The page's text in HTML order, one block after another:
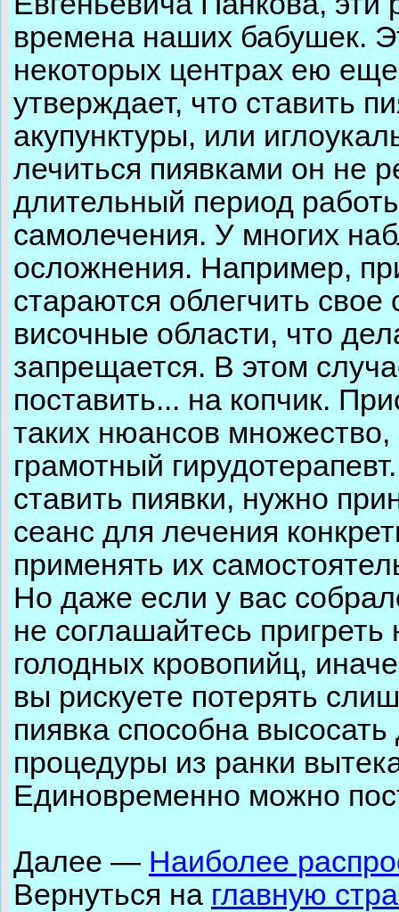
времена наших бабушек.
некоторых центрах ею
утверждает, что ставить
акупунктуры, или
лечиться пиявками он не
длительный период
самолечения. У многих
осложнения. Например,
стараются облегчить свое
височные области, что
запрещается. В этом
поставить... на копчик.
таких нюансов множество,
грамотный
ставить пиявки, нужно
сеанс для лечения
применять их
Но даже если у вас
не соглашайтесь пригреть
голодных кровопийц,
вы рискуете потерять
пиявка способна
процедуры из ранки
Единовременно можно
Далее — Наиболее
Вернуться на главную